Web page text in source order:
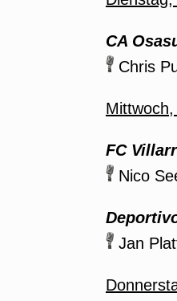
CA
Chris
FC
Nico
Jan